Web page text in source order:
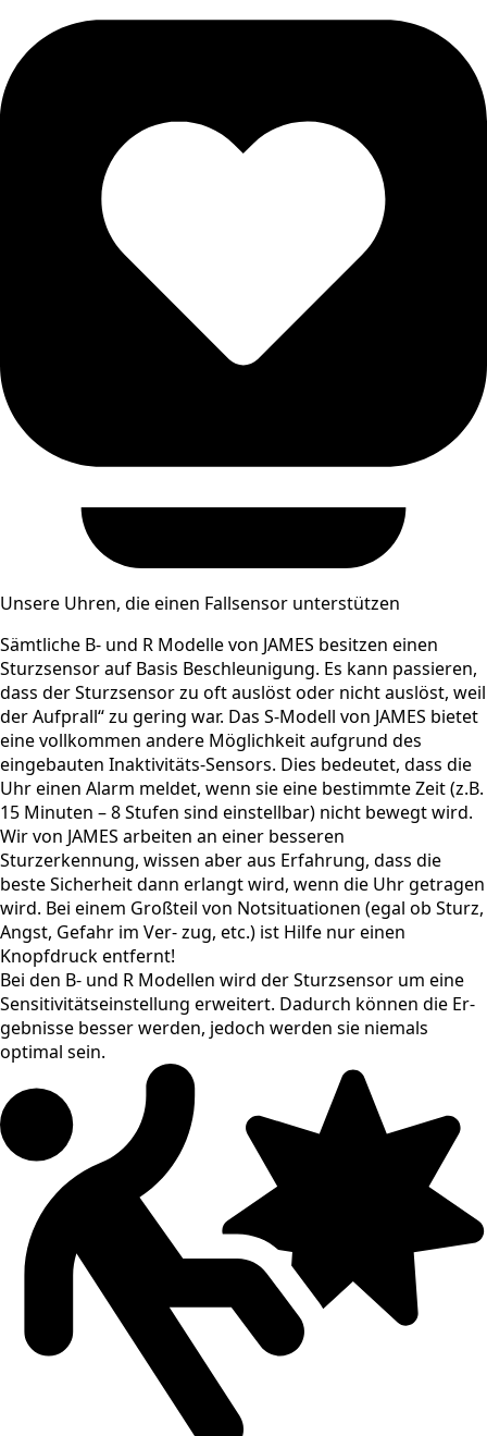
Unsere Uhren, die einen Fallsensor unterstützen
Sämtliche B- und R Modelle von JAMES besitzen einen
Sturzsensor auf Basis Beschleunigung. Es kann passieren,
dass der Sturzsensor zu oft auslöst oder nicht auslöst, weil
der Aufprall“ zu gering war. Das S-Modell von JAMES bietet
eine vollkommen andere Möglichkeit aufgrund des
eingebauten Inaktivitäts-Sensors. Dies bedeutet, dass die
Uhr einen Alarm meldet, wenn sie eine bestimmte Zeit (z.B.
15 Minuten – 8 Stufen sind einstellbar) nicht bewegt wird.
Wir von JAMES arbeiten an einer besseren
Sturzerkennung, wissen aber aus Erfahrung, dass die
beste Sicherheit dann erlangt wird, wenn die Uhr getragen
wird. Bei einem Großteil von Notsituationen (egal ob Sturz,
Angst, Gefahr im Ver- zug, etc.) ist Hilfe nur einen
Knopfdruck entfernt!
Bei den B- und R Modellen wird der Sturzsensor um eine
Sensitivitätseinstellung erweitert. Dadurch können die Er-
gebnisse besser werden, jedoch werden sie niemals
optimal sein.